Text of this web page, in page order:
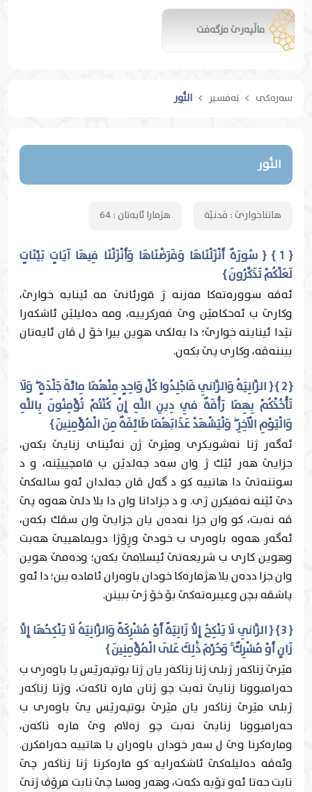
ماڵپەرێ مزگەفت
سەرەکی تەفسیر النُّور
النُّور
هاتناخوارێ : مَدنيَّة هژمارا ئایەتان :64
{ 1 } { سُورَةٌ أَنْزَلْنَاهَا وَفَرَضْنَاهَا وَأَنْزَلْنَا فِيهَا آيَاتٍ بَيِّنَاتٍ
لَعَلَّكُمْ تَذَكَّرُونَ }
ئه‌ڤه‌ سووره‌ته‌كا مه‌زنه‌ ژ قورئانێ مه‌ ئينايه‌ خوارێ،
وكارێ ب ئه‌حكامێن وێ فه‌ركرییه‌، ومه‌ ده‌ليلێن ئاشكه‌را
تێدا ئيناينه‌ خوارێ؛ دا به‌لكى هوين بيرا خۆ ل ڤان ئايه‌تان
بيننه‌ڤه‌، وكارى پێ بكه‌ن.
{ 2 } { الزَّانِيَةُ وَالزَّانِي فَاجْلِدُوا كُلَّ وَاحِدٍ مِنْهُمَا مِائَةَ جَلْدَةٍ ۖ وَلَا
تَأْخُذْكُمْ بِهِمَا رَأْفَةٌ فِي دِينِ اللَّهِ إِنْ كُنْتُمْ تُؤْمِنُونَ بِاللَّهِ
وَالْيَوْمِ الْآخِرِ ۖ وَلْيَشْهَدْ عَذَابَهُمَا طَائِفَةٌ مِنَ الْمُؤْمِنِينَ }
ئه‌گه‌ر ژنا نه‌شويكرى ومێرێ ژن نه‌ئيناى زنايێ بكه‌ن،
جزايێ هه‌ر ئێك ژ وان سه‌د جه‌لدێن ب قامچییێنه‌، و د
سوننه‌تێ دا هاتییه‌ كو د گه‌ل ڤان جه‌لدان ئه‌و ساله‌كێ
دێ ئێنه‌ نه‌فيكرن ژى. و د جزادانا وان دا بلا دلێ هه‌وه‌ پێ
ڤه‌ نه‌بت، كو وان جزا نه‌ده‌ن يان جزايێ وان سڤك بكه‌ن،
ئه‌گه‌ر هه‌وه‌ باوه‌رى ب خودێ وڕۆژا دويماهییێ هه‌بت
وهوين كارى ب شريعه‌تێ ئيسلامێ بكه‌ن؛ وده‌مێ هوين
وان جزا دده‌ن بلا هژماره‌كا خودان باوه‌ران ئاماده‌ ببن؛ دا ئه‌و
پاشڤه‌ بچن وعيبره‌ته‌كێ بۆ خۆ ژێ ببينن.
{ 3 } { الزَّانِي لَا يَنْكِحُ إِلَّا زَانِيَةً أَوْ مُشْرِكَةً وَالزَّانِيَةُ لَا يَنْكِحُهَا إِلَّا
زَانٍ أَوْ مُشْرِكٌ ۚ وَحُرِّمَ ذَٰلِكَ عَلَى الْمُؤْمِنِينَ }
مێرێ زناكه‌ر ژبلی ژنا زناكه‌ر يان ژنا بوتپه‌رێس يا باوه‌رى ب
حه‌رامبوونا زنايێ نه‌بت چو ژنان ماره‌ ناكه‌ت، وژنا زناكه‌ر
ژبلی مێرێ زناكه‌ر يان مێرێ بوتپه‌رێس يێ باوه‌رى ب
حه‌رامبوونا زنايێ نه‌بت چو زه‌لام وێ ماره‌ ناكه‌ن،
وماره‌كرنا وێ ل سه‌ر خودان باوه‌ران يا هاتییه‌ حه‌رامكرن.
وئه‌ڤه‌ ده‌ليله‌كێ ئاشكه‌رايه‌ كو ماره‌كرنا ژنا زناكه‌ر چێ
نابت حه‌تا ئه‌و تۆبه‌ دكه‌ت، وهه‌ر وه‌سا چێ نابت مرۆڤ ژنێ